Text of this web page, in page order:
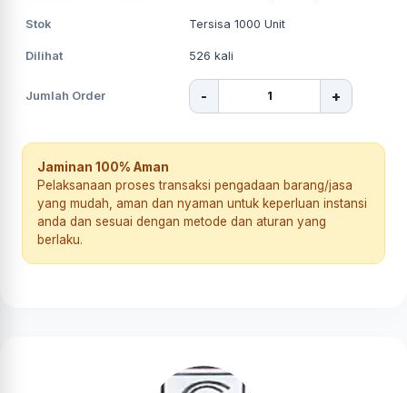
Stok Tersisa 1000 Unit
Dilihat 526 kali
Jumlah Order - +
Jaminan 100% Aman
Pelaksanaan proses transaksi pengadaan barang/jasa
yang mudah, aman dan nyaman untuk keperluan instansi
anda dan sesuai dengan metode dan aturan yang
berlaku.